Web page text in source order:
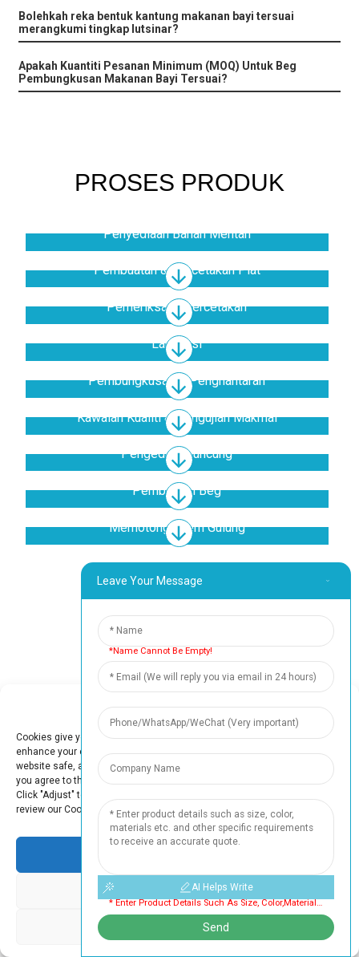
Bolehkah reka bentuk kantung makanan bayi tersuai
merangkumi tingkap lutsinar?
Apakah Kuantiti Pesanan Minimum (MOQ) Untuk Beg
Pembungkusan Makanan Bayi Tersuai?
PROSES PRODUK
Penyediaan Bahan Mentah
Pembuatan & Percetakan Plat
Pemeriksaan Percetakan
Laminasi
Pembungkusan & Penghantaran
Kawalan Kualiti & Pengujian Makmal
Pengedap Muncung
Pembuatan Beg
Memotong Filem Gulung
Kantung Makanan Bayi Boleh Diguna Semula Memberi Perbezaan!
MINTA SAMPEL PERCUMA ANDA
Apa Yang Orang Cakap
MATIUS
Syarikat Kuki
Leave Your Message
*Name Cannot Be Empty!
* Enter Product Details Such As Size, Color,materials Etc. And Other Specific Requirements To Receive An Accurate Quote. Cannot Be Empty
AI Helps Write
Send
Manage Cookie Consent
Cookies give you a personalized experience. Cookie files help us to
enhance your experience using our website, simplify navigation, keep our
website safe, and assist in our marketing efforts. By clicking "Accept",
you agree to the storing of cookies on your device for these purposes.
Click "Adjust" to adjust your cookie preferences. For more information,
review our Cookies Policy.
Deny